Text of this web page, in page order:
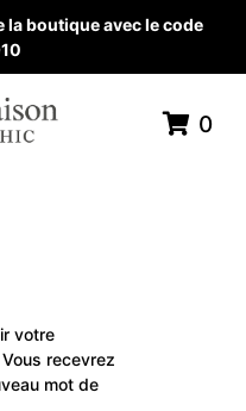
la boutique avec le code
0
votre
recevrez
mot de